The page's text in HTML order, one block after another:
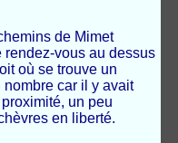
de Mimet
rendez-vous au dessus
où se trouve un
car il y avait
un peu
en liberté.